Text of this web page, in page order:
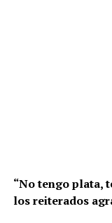
“No tengo plata,
los reiterados